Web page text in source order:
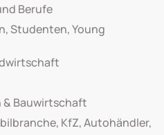
Berufe
Studenten, Young
Bauwirtschaft
KfZ, Autohändler,